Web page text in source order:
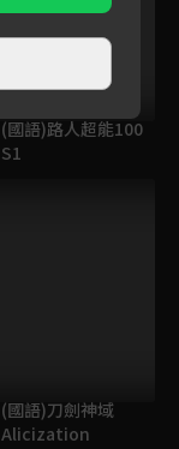
(國語)路人超能100
S1
(國語)刀劍神域
Alicization